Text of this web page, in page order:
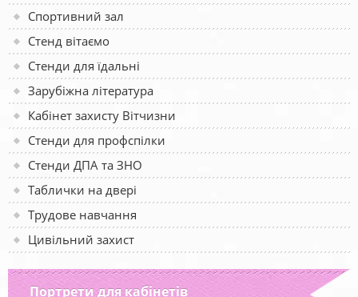
Спортивний зал
Стенд вітаємо
Стенди для їдальні
Зарубіжна література
Кабінет захисту Вітчизни
Стенди для профспілки
Стенди ДПА та ЗНО
Таблички на двері
Трудове навчання
Цивільний захист
Портрети для кабінетів